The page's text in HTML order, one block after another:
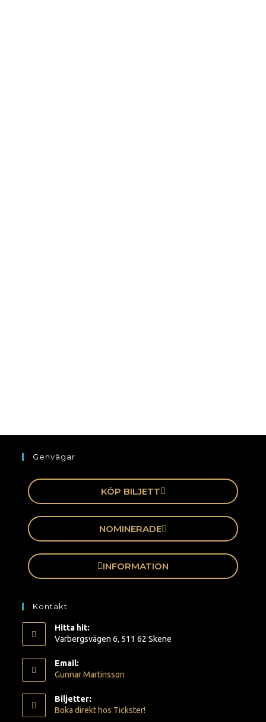
Genvägar
KÖP BILJETT
NOMINERADE
INFORMATION
Kontakt
Hitta hit:
Varbergsvägen 6, 511 62 Skene
Email:
Gunnar Martinsson
Biljetter:
Boka direkt hos Tickster!